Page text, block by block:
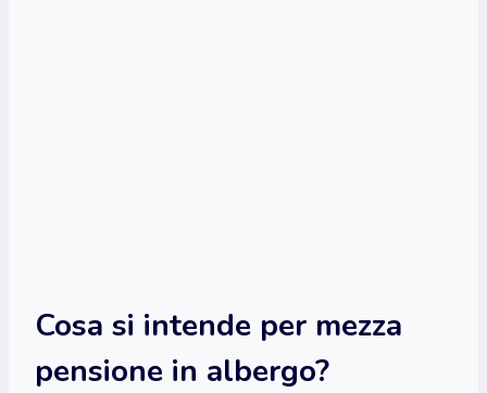
Cosa si intende per mezza
pensione in albergo?